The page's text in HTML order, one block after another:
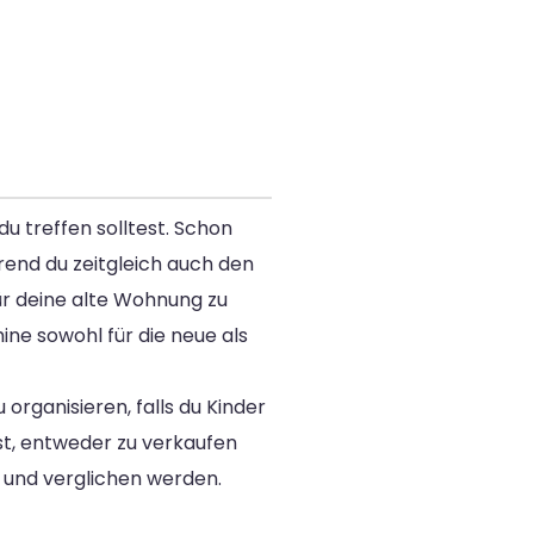
treffen solltest. Schon
du zeitgleich auch den
deine alte Wohnung zu
sowohl für die neue als
falls du Kinder
entweder zu verkaufen
verglichen werden.